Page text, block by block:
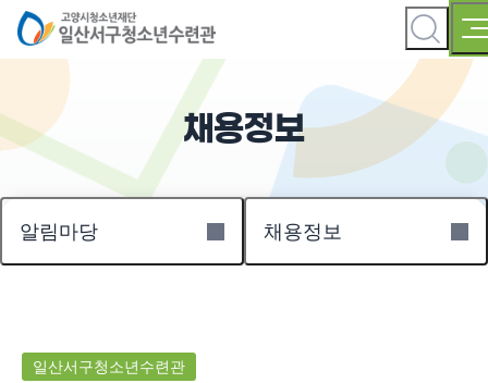
채용정보
알림마당 채용정보
일산서구청소년수련관